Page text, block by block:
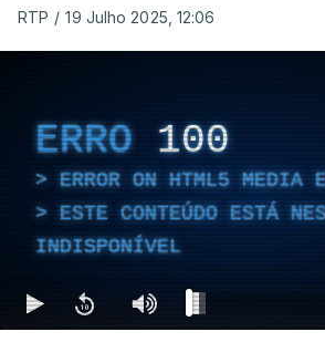
RTP / 19 Julho 2025, 12:06
ERRO 100
ERROR ON HTML5 MEDIA
ESTE CONTEÚDO ESTÁ
INDISPONÍVEL